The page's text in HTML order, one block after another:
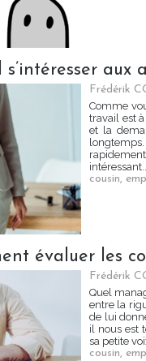
aux
Frédérik
Comme
travail est
et la
cousin,
évaluer les
Frédérik
Quel
entre la
de lui
il nous est
sa petite
cousin,